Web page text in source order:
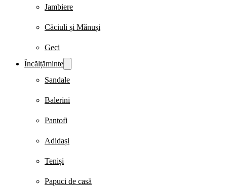
Jambiere
Căciuli și Mănuși
Geci
Încălțăminte
Sandale
Balerini
Pantofi
Adidași
Teniși
Papuci de casă